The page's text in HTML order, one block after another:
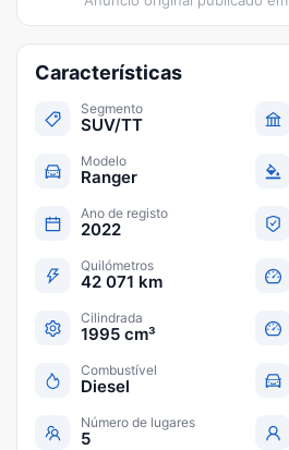
Características
Segmento
SUV/TT
Modelo
Ranger
Ano de registo
2022
Quilómetros
42 071 km
Cilindrada
1995 cm³
Combustível
Diesel
Número de lugares
5